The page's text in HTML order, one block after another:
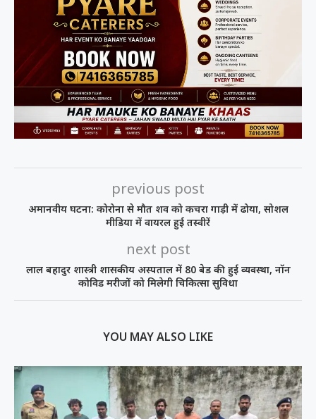
previous post
अमानवीय घटना: कोरोना से मौत शव को कचरा गाड़ी में ढोया, सोशल
मीडिया में वायरल हुई तस्वीरें
next post
लाल बहादुर शास्त्री शासकीय अस्पताल में 80 बेड की हुई व्यवस्था, नॉन
कोविड मरीजों को मिलेगी चिकित्सा सुविधा
YOU MAY ALSO LIKE